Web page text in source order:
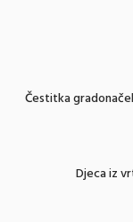
Čestitka
Djeca iz